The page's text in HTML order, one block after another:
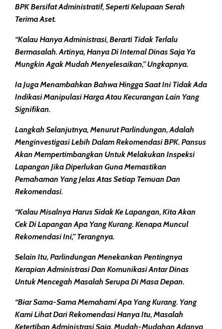
BPK Bersifat Administratif, Seperti Kelupaan Serah
Terima Aset.
“Kalau Hanya Administrasi, Berarti Tidak Terlalu
Bermasalah. Artinya, Hanya Di Internal Dinas Saja Ya
Mungkin Agak Mudah Menyelesaikan,” Ungkapnya.
Ia Juga Menambahkan Bahwa Hingga Saat Ini Tidak Ada
Indikasi Manipulasi Harga Atau Kecurangan Lain Yang
Signifikan.
Langkah Selanjutnya, Menurut Parlindungan, Adalah
Menginvestigasi Lebih Dalam Rekomendasi BPK. Pansus
Akan Mempertimbangkan Untuk Melakukan Inspeksi
Lapangan Jika Diperlukan Guna Memastikan
Pemahaman Yang Jelas Atas Setiap Temuan Dan
Rekomendasi.
“Kalau Misalnya Harus Sidak Ke Lapangan, Kita Akan
Cek Di Lapangan Apa Yang Kurang. Kenapa Muncul
Rekomendasi Ini,” Terangnya.
Selain Itu, Parlindungan Menekankan Pentingnya
Kerapian Administrasi Dan Komunikasi Antar Dinas
Untuk Mencegah Masalah Serupa Di Masa Depan.
“Biar Sama-Sama Memahami Apa Yang Kurang. Yang
Kami Lihat Dari Rekomendasi Hanya Itu, Masalah
Ketertiban Administrasi Saja. Mudah-Mudahan Adanya